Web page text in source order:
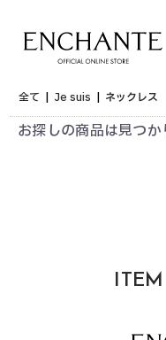
全て | Je suis | ネックレス
お探しの商品は見つ